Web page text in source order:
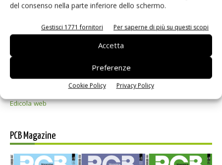
del consenso nella parte inferiore dello schermo.
Gestisci 1771 fornitori Per saperne di più su questi scopi
Accetta
Preferenze
Cookie Policy Privacy Policy
Edicola web
PCB Magazine